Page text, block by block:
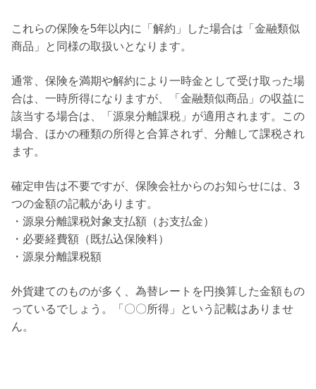
これらの保険を5年以内に「解約」した場合は「金融類似
商品」と同様の取扱いとなります。
通常、保険を満期や解約により一時金として受け取った場
合は、一時所得になりますが、「金融類似商品」の収益に
該当する場合は、「源泉分離課税」が適用されます。
この
場合、ほかの種類の所得と合算されず、分離して課税され
ます。
確定申告は不要ですが、保険会社からのお知らせには、3
つの金額の記載があります。
・源泉分離課税対象支払額（お支払金）
・必要経費額（既払込保険料）
・源泉分離課税額
外貨建てのものが多く、為替レートを円換算した金額もの
っているでしょう。「〇〇所得」という記載はありませ
ん。